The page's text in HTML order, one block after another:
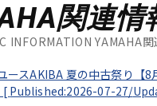
関連情
INFORMATION YAMAHA関
ースAKIBA 夏の中古祭り【8
[ Published:2026-07-27/